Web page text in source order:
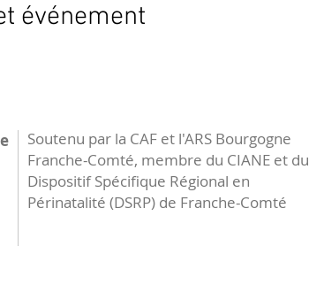
événement
Soutenu par la CAF et l'ARS Bourgogne
Franche-Comté, membre du CIANE et du
Dispositif Spécifique Régional en
Périnatalité (DSRP) de Franche-Comté